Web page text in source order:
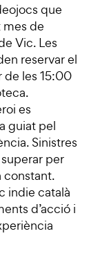
que
de
Vic. Les
reservar el
de les 15:00
es
guiat pel
Sinistres
per
constant.
indie català
d’acció i